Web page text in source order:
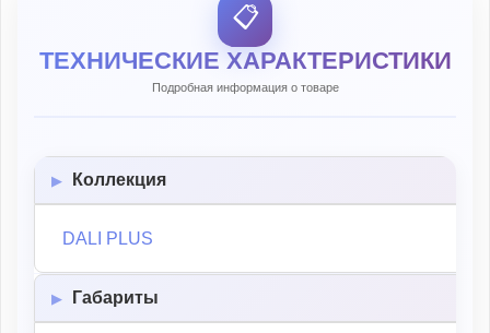
📋
ТЕХНИЧЕСКИЕ ХАРАКТЕРИСТИКИ
Подробная информация о товаре
Коллекция
DALI PLUS
Габариты